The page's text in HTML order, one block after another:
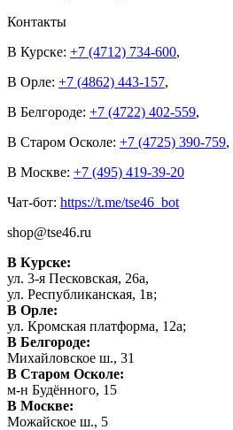
Контакты
В Курске: +7 (4712) 734-600,
В Орле: +7 (4862) 443-157,
В Белгороде: +7 (4722) 402-559,
В Старом Осколе: +7 (4725) 390-759,
В Москве: +7 (495) 419-39-20
Чат-бот: https://t.me/tse46_bot
shop@tse46.ru
В Курске:
ул. 3-я Песковская, 26а,
ул. Республиканская, 1в;
В Орле:
ул. Кромская платформа, 12а;
В Белгороде:
Михайловское ш., 31
В Старом Осколе:
м-н Будённого, 15
В Москве:
Можайское ш., 5